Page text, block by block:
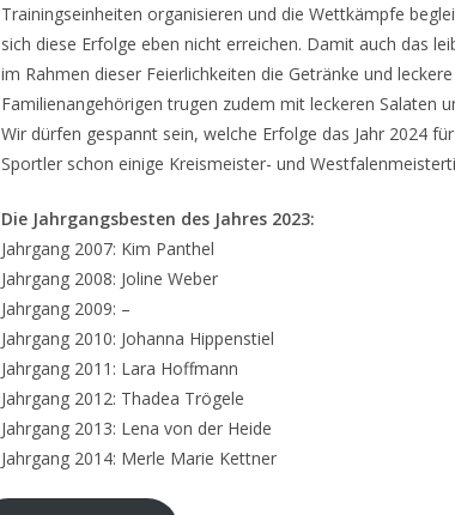
Trainingseinheiten organisieren und die Wettkämpfe
sich diese Erfolge eben nicht erreichen. Damit auch das
im Rahmen dieser Feierlichkeiten die Getränke und
Familienangehörigen trugen zudem mit leckeren Salaten
Wir dürfen gespannt sein, welche Erfolge das Jahr 2024
Sportler schon einige Kreismeister- und
Die Jahrgangsbesten des Jahres 2023:
Jahrgang 2007: Kim Panthel
Jahrgang 2008: Joline Weber
Jahrgang 2009: –
Jahrgang 2010: Johanna Hippenstiel
Jahrgang 2011: Lara Hoffmann
Jahrgang 2012: Thadea Trögele
Jahrgang 2013: Lena von der Heide
Jahrgang 2014: Merle Marie Kettner